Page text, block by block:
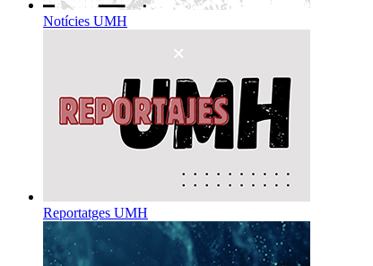
Notícies UMH
Reportatges UMH